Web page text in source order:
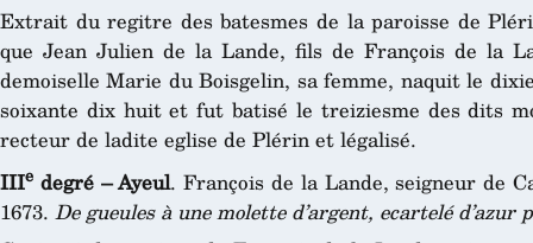
Extrait du regitre des batesmes de la paroisse de
que Jean Julien de la Lande, fils de François de la
demoiselle Marie du Boisgelin, sa femme, naquit le
soixante dix huit et fut batisé le treiziesme des dits
recteur de ladite eglise de Plérin et légalisé.
IIIe degré – Ayeul. François de la Lande, seigneur de
1673. De gueules à une molette d’argent, ecartelé d’azur